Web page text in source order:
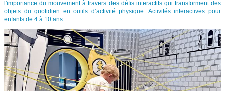
l'importance du mouvement à travers des défis interactifs qui transforment des
objets du quotidien en outils d’activité physique. Activités interactives pour
enfants de 4 à 10 ans.